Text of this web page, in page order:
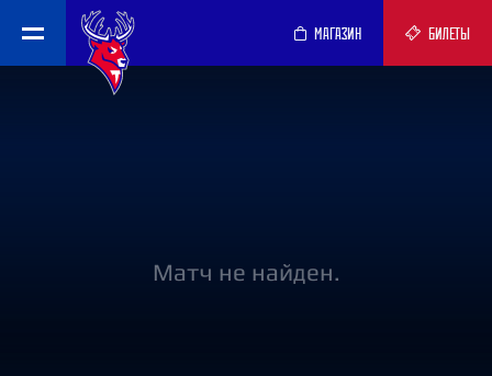
МАГАЗИН БИЛЕТЫ
Матч не найден.